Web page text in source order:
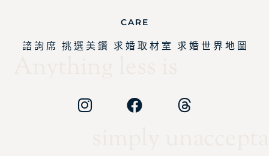
CARE
諮 詢 席 挑 選 美 鑽 求 婚 取 材 室 求 婚 世 界 地 圖